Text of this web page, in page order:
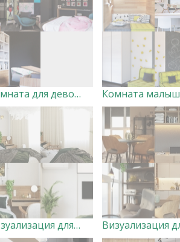
Комната для девочки Комната
Визуализация для Maria Vyunnik